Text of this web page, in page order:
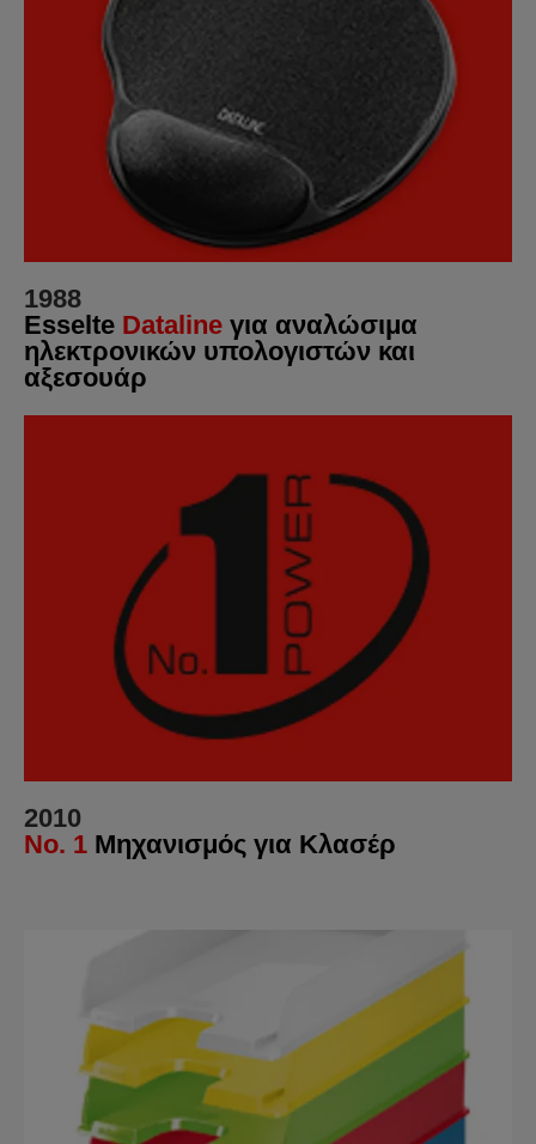
1988
Esselte Dataline για αναλώσιμα
ηλεκτρονικών υπολογιστών και
αξεσουάρ
2010
No. 1 Μηχανισμός για Κλασέρ